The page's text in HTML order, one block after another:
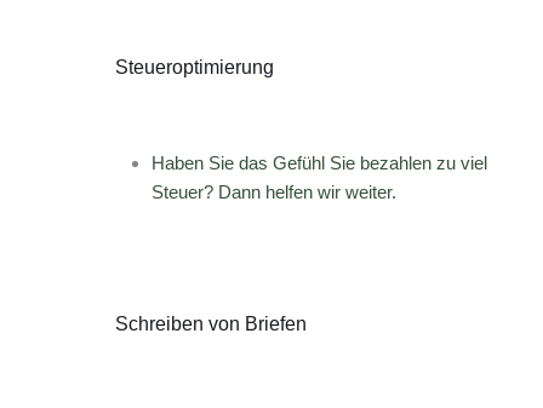
Steueroptimierung
Haben Sie das Gefühl Sie bezahlen zu viel
Steuer? Dann helfen wir weiter.
Schreiben von Briefen